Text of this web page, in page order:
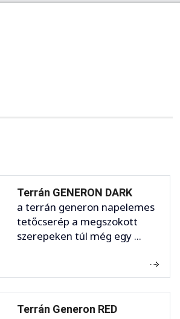
Terrán GENERON DARK
a terrán generon napelemes
tetőcserép a megszokott
szerepeken túl még egy ...
Terrán Generon RED